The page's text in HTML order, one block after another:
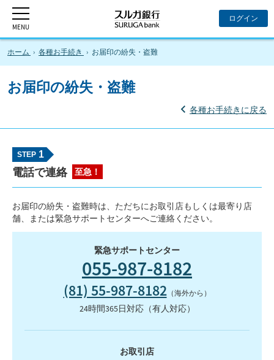
ホーム 各種お手続き お届印の紛失・盗難
お届印の紛失・盗難
各種お手続きに戻る
1
電話で連絡 至急！
お届印の紛失・盗難時は、ただちにお取引店もしくは最寄り店
舗、または緊急サポートセンターへご連絡ください。
緊急サポートセンター
055-987-8182
(81) 55-987-8182（海外から）
24時間365日対応（有人対応）
お取引店